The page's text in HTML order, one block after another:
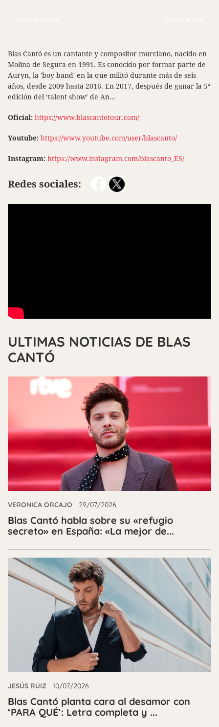
Blas Cantó es un cantante y compositor murciano, nacido en
Molina de Segura en 1991. Es conocido por formar parte de
Auryn, la 'boy band' en la que militó durante más de seis
años, desde 2009 hasta 2016. En 2017, después de ganar la 5ª
edición del ‘talent show’ de An...
Oficial: https://www.blascantotour.com/
Youtube: https://www.youtube.com/user/blascanto/
Instagram: https://www.instagram.com/blascanto_ES/
Redes sociales:
ULTIMAS NOTICIAS DE BLAS
CANTÓ
VERONICA ORCAJO 29/07/2026
Blas Cantó habla sobre su «refugio
secreto» en España: «La mejor de...
JESÚS RUIZ 10/07/2026
Blas Cantó planta cara al desamor con
‘PARA QUÉ’: Letra completa y ...